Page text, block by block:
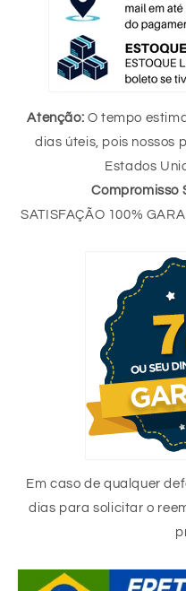
Atenção: O tempo
dias úteis, pois nossos
Estados
Compromisso
SATISFAÇÃO 100%
Em caso de qualquer
dias para solicitar o